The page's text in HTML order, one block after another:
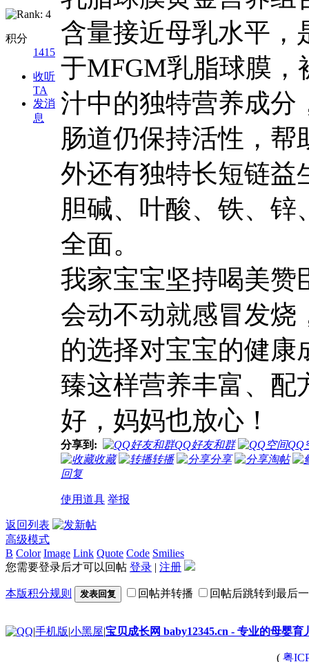
积分
1415
收听
TA
发消
息
含量接近母乳水平，
于MFGM乳脂球膜，
汁中的独特营养成分
肠道仍保持活性，帮
外还有独特长短链益
胆碱、叶酸、铁、
全面。
我家宝宝坚持喝美赞
会动不动就感冒发烧
的选择对宝宝的健康
臻这样营养丰富、配
好，妈妈也放心！
分享到: QQ好友和群
QQ
收藏
转播 分享
淘帖
回复
使用道具 举报
返回列表
高级模式
B Color Image Link Quote Code Smilies
您需要登录后才可以回帖 登录 | 注册
本版积分规则 发表回复 回帖并转播 回帖后跳转到最后
|手机版|小黑屋|宝贝成长网 baby12345.cn - 专业的母婴育
( 粤